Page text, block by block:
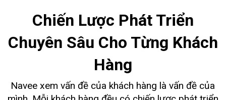
Chiến Lược Phát Triển
Chuyên Sâu Cho Từng Khách
Hàng
Navee xem vấn đề của khách hàng là vấn đề của